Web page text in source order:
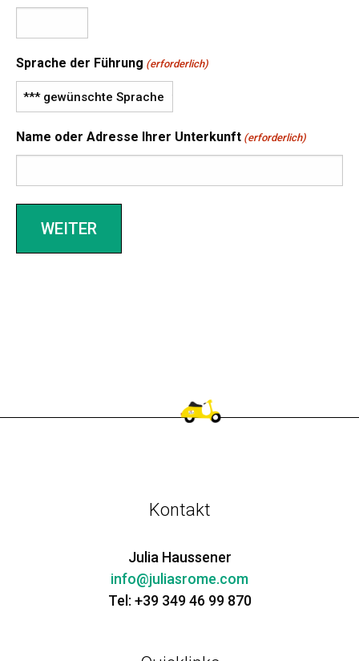
P
J
J
n
n
Sprache der Führung (erforderlich)
Name oder Adresse Ihrer Unterkunft (erforderlich)
Kontakt
Julia Haussener
info@juliasrome.com
Tel: +39 349 46 99 870